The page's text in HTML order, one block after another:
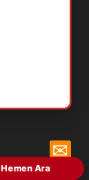
✉
Hemen Ara